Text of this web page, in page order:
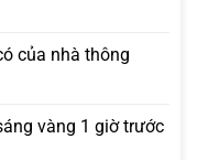
của nhà thông
vàng 1 giờ trước